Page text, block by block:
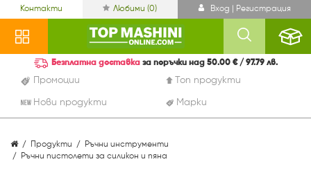
Контакти Любими (0) Вход | Регистрация
Промоции Топ продукти
Нови продукти Марки
Безплатна доставка за поръчки над 50.00 € / 97.79 лв.
Продукти
Ръчни инструменти
Ръчни пистолети за силикон и пяна